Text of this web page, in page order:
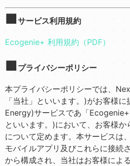
■サービス利用規約
Ecogenie+ 利用規約（PDF）
■ プライバシーポリシー
本プライバシーポリシーでは、
「当社」といいます。)がお客様
Energy)サービスであ「Ecogenie+
といいます。)において、お客様
について定めます。本サービスは
モバイルアプリ及びこれらに接続
から構成され、当社はお客様によ